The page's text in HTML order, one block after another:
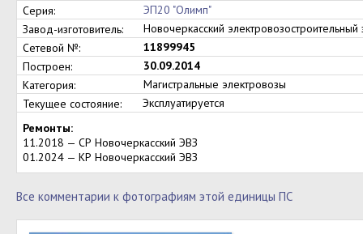
Серия:
ЭП20 "Олимп"
Завод-изготовитель:
Новочеркасский
Сетевой №:
11899945
Построен:
30.09.2014
Категория:
Магистральные электровозы
Текущее состояние:
Эксплуатируется
Ремонты:
11.2018 — СР Новочеркасский ЭВЗ
01.2024 — КР Новочеркасский ЭВЗ
Все комментарии к фотографиям этой единицы ПС